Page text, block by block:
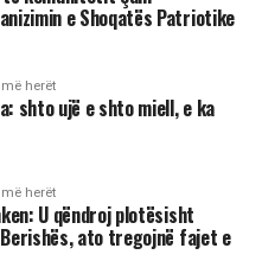
e Shoqatës Patriotike
herët
shto ujë e shto miell, e ka
herët
U qëndroj plotësisht
ato tregojnë fajet e